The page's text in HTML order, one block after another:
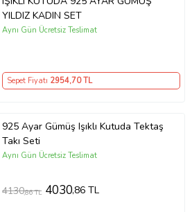
YILDIZ KADIN SET
Aynı Gün Ücretsiz Teslimat
Sepet Fiyatı 2954,70 TL
925 Ayar Gümüş Işıklı Kutuda Tektaş
Takı Seti
Aynı Gün Ücretsiz Teslimat
4130,86 TL 4030,86 TL